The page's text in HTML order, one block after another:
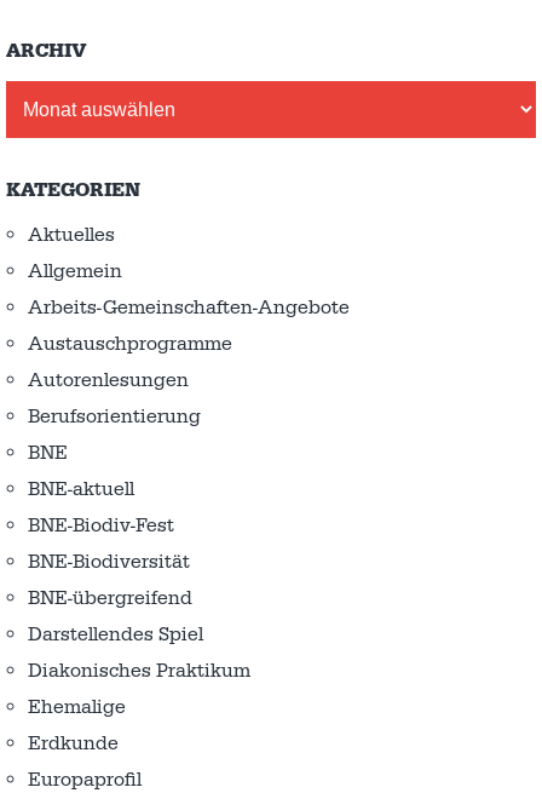
ARCHIV
KATEGORIEN
Aktuelles
Allgemein
Arbeits-Gemeinschaften-Angebote
Austausch­programme
Autorenlesungen
Berufsorientierung
BNE
BNE-aktuell
BNE-Biodiv-Fest
BNE-Biodiversität
BNE-übergreifend
Darstellendes Spiel
Diakonisches Praktikum
Ehemalige
Erdkunde
Europaprofil